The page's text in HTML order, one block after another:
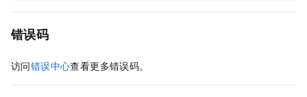
错误码
访问错误中心查看更多错误码。